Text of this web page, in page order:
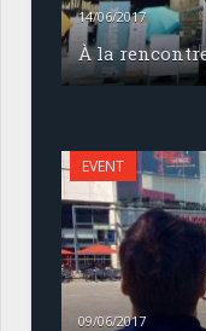
14/06/2017
À la
EVENT
09/06/2017